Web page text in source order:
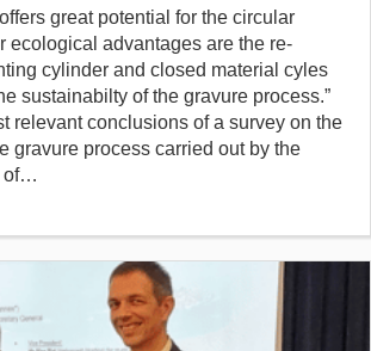
great potential for the circular
ecological advantages are the re-
cylinder and closed material cyles
sustainabilty of the gravure process.”
relevant conclusions of a survey on the
gravure process carried out by the
of…